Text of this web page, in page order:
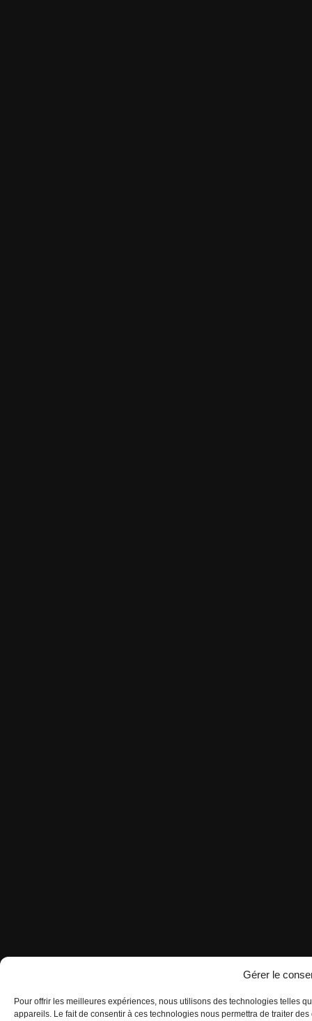
Gérer le
Pour offrir les meilleures expériences, nous utilisons des technologies telles
appareils. Le fait de consentir à ces technologies nous permettra de traiter